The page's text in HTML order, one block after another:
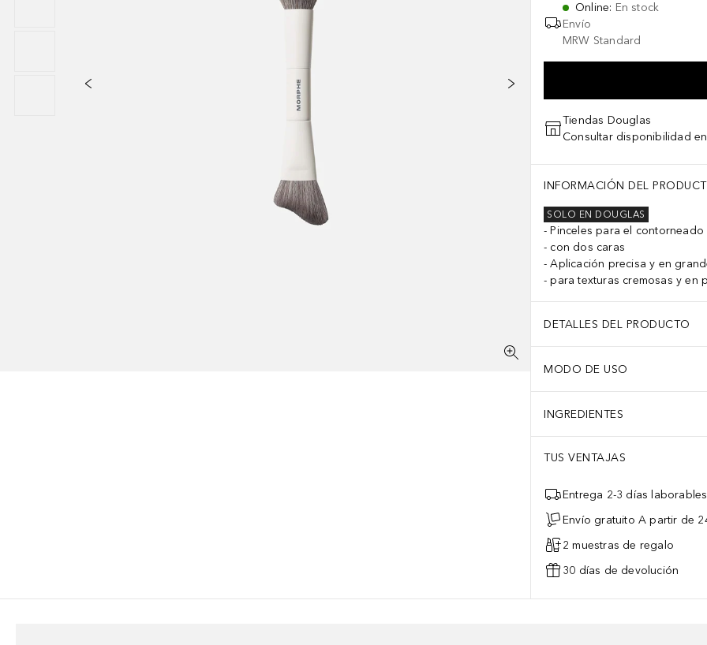
Online: En stock
Envío
MRW Standard
Tiendas Douglas
Consultar disponibilidad
INFORMACIÓN DEL
SOLO EN DOUGLAS
Pinceles para el contorneado
con dos caras
Aplicación precisa y en
para texturas cremosas y en
DETALLES DEL PRODUCTO
MODO DE USO
INGREDIENTES
TUS VENTAJAS
Entrega 2-3 días laborables
Envío gratuito A partir de
2 muestras de regalo
30 días de devolución